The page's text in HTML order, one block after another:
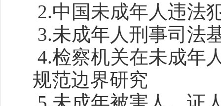
2.中国未成年人违法
3.未成年人刑事司法
4.检察机关在未成年
规范边界研究